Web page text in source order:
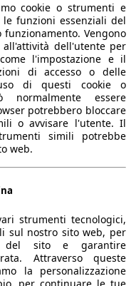
kg
per la correttezza
Torna su
cookie o strumenti e
funzioni essenziali del
Vengono
dell'utente per
l'impostazione e il
di accesso o delle
di questi cookie o
essere
potrebbero bloccare
o avvisare l'utente. Il
simili potrebbe
web.
strumenti tecnologici,
sul nostro sito web, per
del sito e garantire
Attraverso queste
la personalizzazione
per continuare le tue